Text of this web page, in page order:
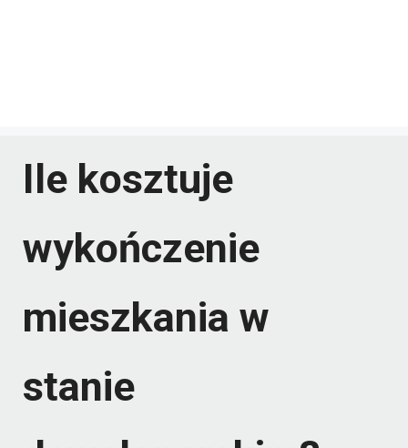
Ile kosztuje
wykończenie
mieszkania w
stanie